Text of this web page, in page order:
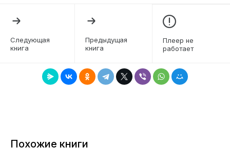
7
Следующая
книга
Предыдущая
книга
Плеер не
работает
Похожие книги